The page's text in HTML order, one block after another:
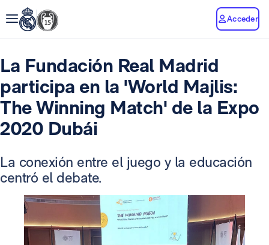
Acceder
La Fundación Real Madrid
participa en la 'World Majlis:
The Winning Match' de la Expo
2020 Dubái
La conexión entre el juego y la educación
centró el debate.